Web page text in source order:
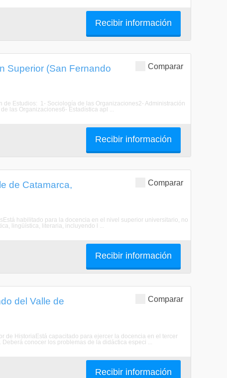
Recibir información
Comparar
Superior (San Fernando
Estudios: 1- Sociología de las Organizaciones2- Administración
las Organizaciones6- Estadística apl ...
Recibir información
Comparar
de Catamarca,
habilitado para la docencia en el nivel superior universitario, no
lingüística, literaria, incluyendo l ...
Recibir información
Comparar
del Valle de
de HistoriaEstá capacitado para ejercer la docencia en el tercer
conocer los problemas de la didáctica especi ...
Recibir información